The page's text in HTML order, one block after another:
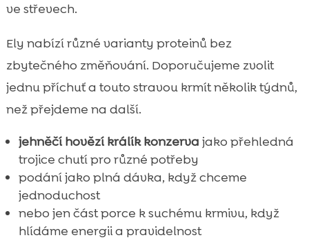
ve střevech.
Ely nabízí různé varianty proteinů bez
zbytečného změňování. Doporučujeme zvolit
jednu příchuť a touto stravou krmít několik týdnů,
než přejdeme na další.
jehněčí hovězí králík konzerva jako přehledná
trojice chutí pro různé potřeby
podání jako plná dávka, když chceme
jednoduchost
nebo jen část porce k suchému krmivu, když
hlídáme energii a pravidelnost